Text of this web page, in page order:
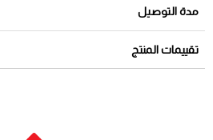
مدة الاسترجاع 2 أيام من تاريخ استلام الطلب
لمراجعة سياسة الاسترجاع عبر الرابط التالي
مدة التوصيل
داخل السعودية: من 3 الى 8 أيام عمل
تقييمات المنتج